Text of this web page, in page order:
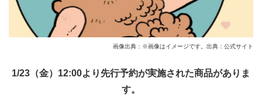
画像出典：※画像はイメージです。出典：公式サイト
1/23（金）12:00より先行予約が実施された商品がありま
す。